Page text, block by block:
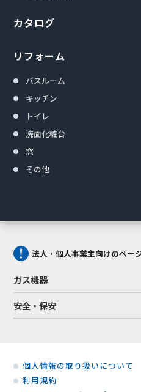
カタログ
リフォーム
バスルーム
キッチン
トイレ
洗面化粧台
窓
その他
法人・個人事業主向けのペー
ガス機器
安全・保安
個人情報の取り扱いについて
利用規約